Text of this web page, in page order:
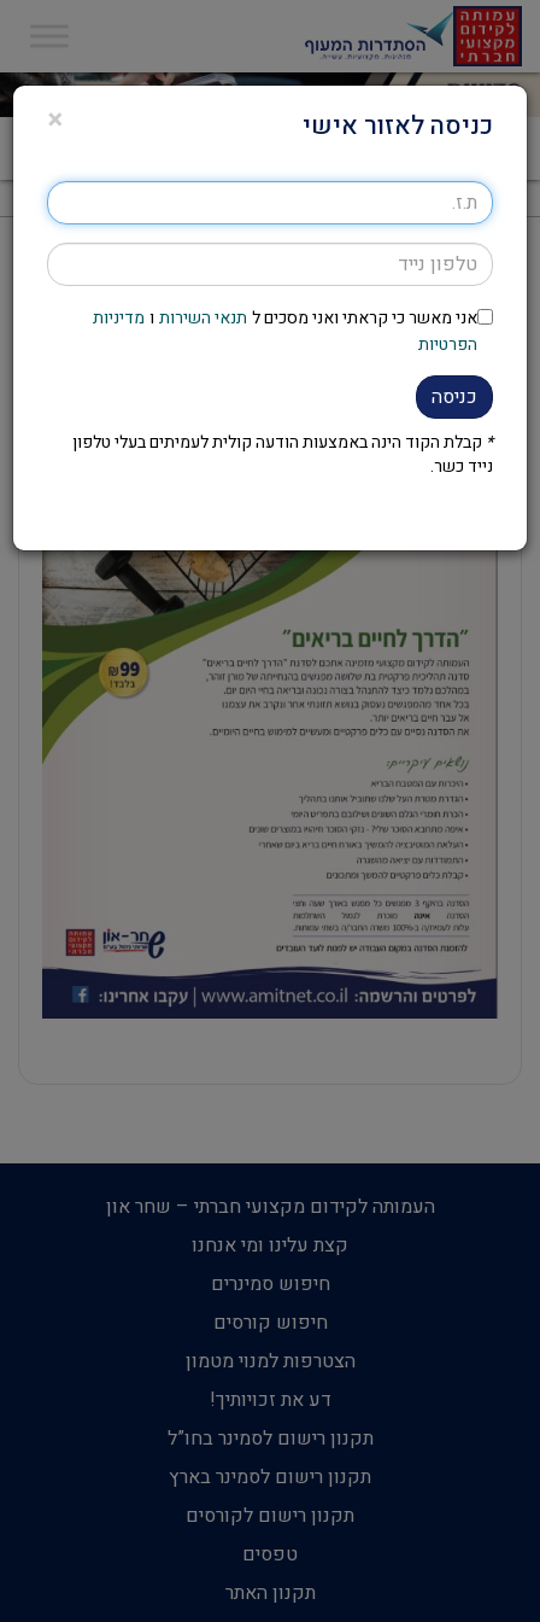
הדרך לחיים בריאים
להזמנת הסדנה יש לפנות לועד
העובדים במקום העבודה
העמותה לקידום מקצועי חברתי – שחר און
קצת עלינו ומי אנחנו
חיפוש סמינרים
חיפוש קורסים
הצטרפות למנוי מטמון
דע את זכויותיך!
תקנון רישום לסמינר בחו”ל
תקנון רישום לסמינר בארץ
תקנון רישום לקורסים
טפסים
תקנון האתר
× כניסה לאזור אישי
אני מאשר כי קראתי ואני מסכים ל תנאי השירות ו מדיניות
הפרטיות
כניסה
* קבלת הקוד הינה באמצעות הודעה קולית לעמיתים בעלי טלפון
נייד כשר.